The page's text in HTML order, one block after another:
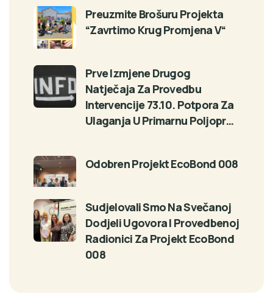
Preuzmite Brošuru Projekta
“Zavrtimo Krug Promjena V“
Prve Izmjene Drugog
Natječaja Za Provedbu
Intervencije 73.10. Potpora Za
Ulaganja U Primarnu Poljopr…
Odobren Projekt EcoBond 008
Sudjelovali Smo Na Svečanoj
Dodjeli Ugovora I Provedbenoj
Radionici Za Projekt EcoBond
008